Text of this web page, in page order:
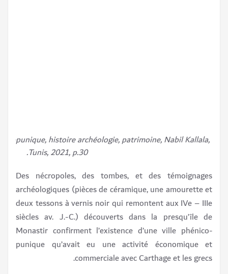
punique, histoire archéologie, patrimoine, Nabil Kallala,
Tunis, 2021, p.30.
Des nécropoles, des tombes, et des témoignages
archéologiques (pièces de céramique, une amourette et
deux tessons à vernis noir qui remontent aux IVe – IIIe
siècles av. J.-C.) découverts dans la presqu’île de
Monastir confirment l’existence d’une ville phénico-
punique qu’avait eu une activité économique et
commerciale avec Carthage et les grecs.